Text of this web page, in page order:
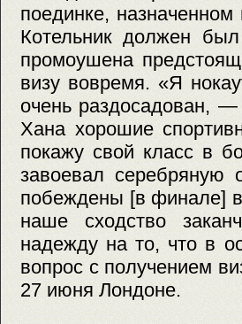
поединке,
Котельник должен
промоушена
визу вовремя. «Я
очень раздосадован,
Хана хорошие
покажу свой класс в
завоевал
побеждены [в финале]
наше сходство
надежду на то, что в
вопрос с получением
27 июня Лондоне.